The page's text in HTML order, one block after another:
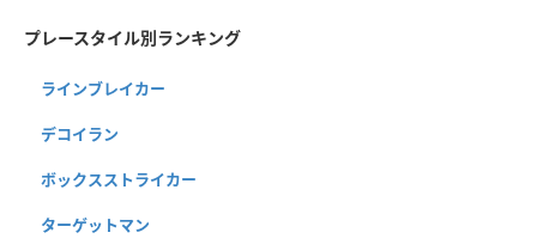
プレースタイル別ランキング
ラインブレイカー
デコイラン
ボックスストライカー
ターゲットマン